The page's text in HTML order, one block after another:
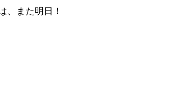
、また明日！